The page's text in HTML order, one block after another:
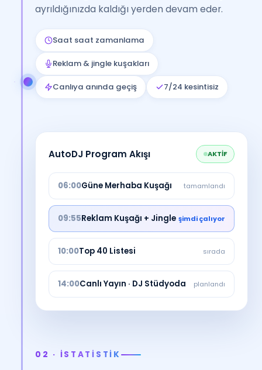
ayrıldığınızda kaldığı yerden devam eder.
Saat saat zamanlama
Reklam & jingle kuşakları
Canlıya anında geçiş 7/24 kesintisiz
AutoDJ Program Akışı AKTİF
06:00Güne Merhaba Kuşağı tamamlandı
09:55Reklam Kuşağı + Jingle şimdi çalıyor
10:00Top 40 Listesi sırada
14:00Canlı Yayın · DJ Stüdyoda planlandı
02 · İSTATİSTİK